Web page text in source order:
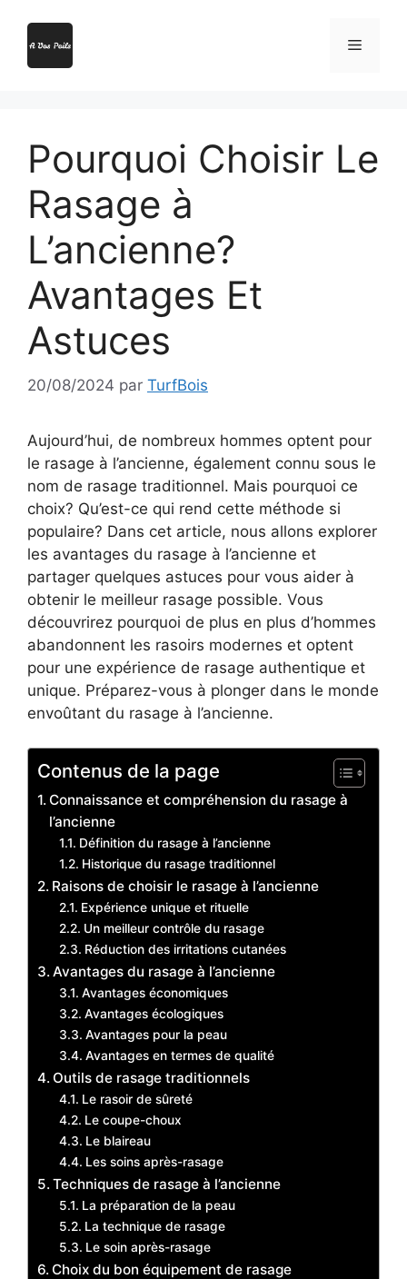
Menu
Pourquoi Choisir Le
Rasage à
L’ancienne?
Avantages Et
Astuces
20/08/2024 par TurfBois
Aujourd’hui, de nombreux hommes optent pour
le rasage à l’ancienne, également connu sous le
nom de rasage traditionnel. Mais pourquoi ce
choix? Qu’est-ce qui rend cette méthode si
populaire? Dans cet article, nous allons explorer
les avantages du rasage à l’ancienne et
partager quelques astuces pour vous aider à
obtenir le meilleur rasage possible. Vous
découvrirez pourquoi de plus en plus d’hommes
abandonnent les rasoirs modernes et optent
pour une expérience de rasage authentique et
unique. Préparez-vous à plonger dans le monde
envoûtant du rasage à l’ancienne.
Contenus de la page
Connaissance et compréhension du rasage à
l’ancienne
Définition du rasage à l’ancienne
Historique du rasage traditionnel
Raisons de choisir le rasage à l’ancienne
Expérience unique et rituelle
Un meilleur contrôle du rasage
Réduction des irritations cutanées
Avantages du rasage à l’ancienne
Avantages économiques
Avantages écologiques
Avantages pour la peau
Avantages en termes de qualité
Outils de rasage traditionnels
Le rasoir de sûreté
Le coupe-choux
Le blaireau
Les soins après-rasage
Techniques de rasage à l’ancienne
La préparation de la peau
La technique de rasage
Le soin après-rasage
Choix du bon équipement de rasage